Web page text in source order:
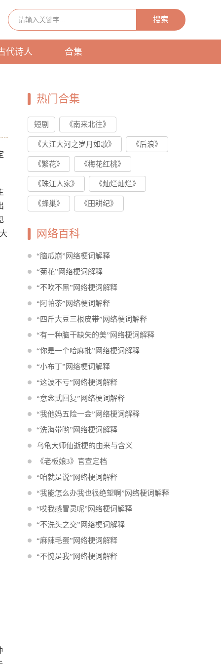
搜索
代诗人 合集
热门合集
短剧 《南来北往》
《大江大河之岁月如歌》 《后浪》
《繁花》 《梅花红桃》
《珠江人家》 《灿烂灿烂》
《蜂巢》 《田耕纪》
网络百科
“脑瓜崩”网络梗词解释
“菊花”网络梗词解释
“不吹不黑”网络梗词解释
“​阿帕茶”网络梗词解释
“四斤大豆三根皮带”网络梗词解释
“有一种脑干缺失的美”网络梗词解释
“你是一个哈麻批”网络梗词解释
“小布丁”网络梗词解释
“这波不亏”网络梗词解释
“意念式回复”网络梗词解释
“我他妈五险一金”网络梗词解释
“洗海带哟”网络梗词解释
乌龟大师仙逝梗的由来与含义
《老板娘3》官宣定档
“咱就是说”网络梗词解释
“我能怎么办我也很绝望啊”网络梗词解释
“哎我感冒灵呢”网络梗词解释
“不洗头之交”网络梗词解释
“麻辣毛蛋”网络梗词解释
“不愧是我”网络梗词解释